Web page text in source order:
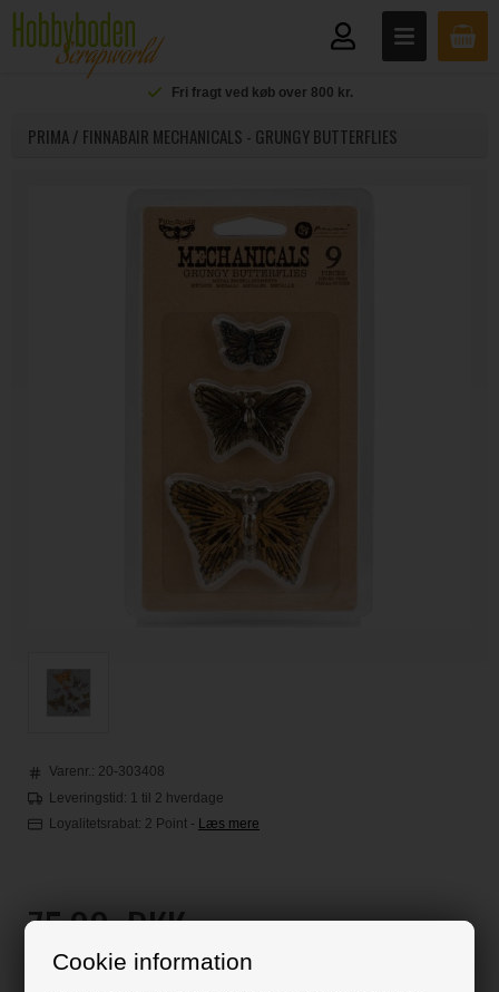
Cookie information
Fri fragt ved køb over 800 kr.
PRIMA / FINNABAIR MECHANICALS - GRUNGY BUTTERFLIES
Varenr.: 20-303408
Leveringstid: 1 til 2 hverdage
Loyalitetsrabat: 2 Point - Læs mere
75,00DKK
Klik her for pris inkl. fragt